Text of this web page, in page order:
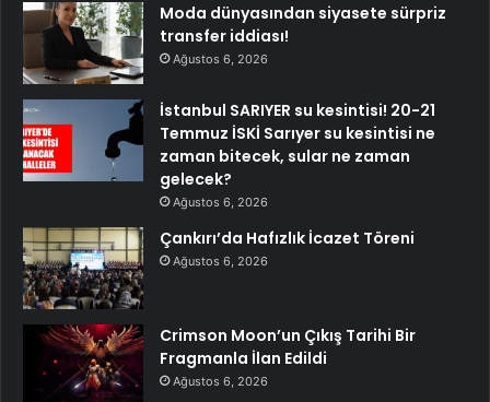
Moda dünyasından siyasete sürpriz
transfer iddiası!
Ağustos 6, 2026
İstanbul SARIYER su kesintisi! 20-21
Temmuz İSKİ Sarıyer su kesintisi ne
zaman bitecek, sular ne zaman
gelecek?
Ağustos 6, 2026
Çankırı’da Hafızlık İcazet Töreni
Ağustos 6, 2026
Crimson Moon’un Çıkış Tarihi Bir
Fragmanla İlan Edildi
Ağustos 6, 2026